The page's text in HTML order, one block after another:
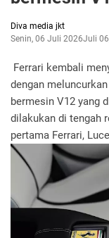
Diva media jkt
Senin, 06 Juli 2026Juli
Ferrari kembali
dengan
bermesin V12 yang
dilakukan di tengah
pertama Ferrari,